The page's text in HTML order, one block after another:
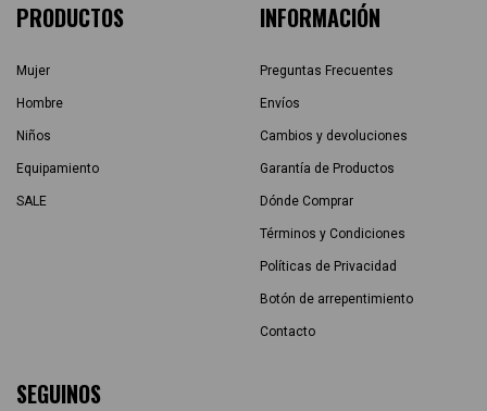
PRODUCTOS
Mujer
Hombre
Niños
Equipamiento
SALE
INFORMACIÓN
Preguntas Frecuentes
Envíos
Cambios y devoluciones
Garantía de Productos
Dónde Comprar
Términos y Condiciones
Políticas de Privacidad
Botón de arrepentimiento
Contacto
SEGUINOS